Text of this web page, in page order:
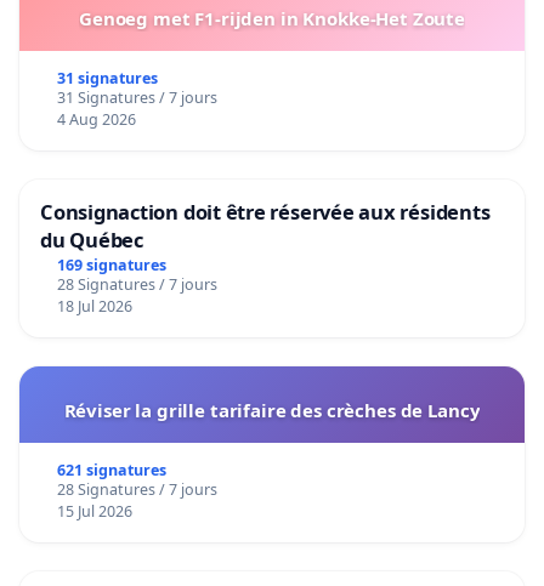
Genoeg met F1-rijden in Knokke-Het Zoute
31 signatures
31 Signatures / 7 jours
4 Aug 2026
Consignaction doit être réservée aux résidents
du Québec
169 signatures
28 Signatures / 7 jours
18 Jul 2026
Réviser la grille tarifaire des crèches de Lancy
621 signatures
28 Signatures / 7 jours
15 Jul 2026